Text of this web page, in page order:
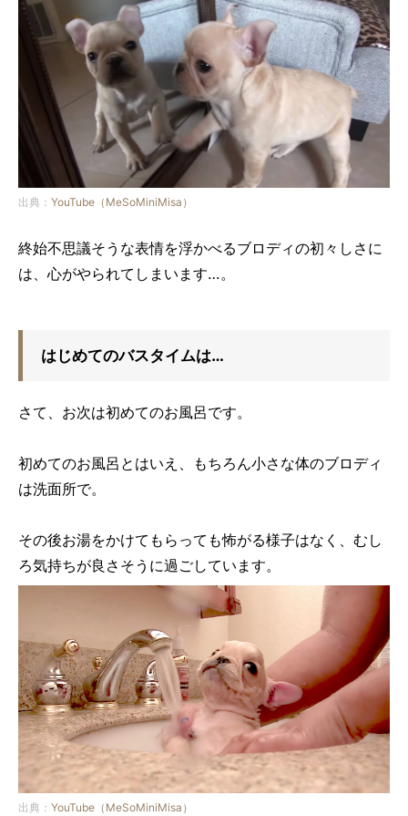
出典： YouTube（MeSoMiniMisa）
終始不思議そうな表情を浮かべるブロディの初々しさに
は、心がやられてしまいます…。
はじめてのバスタイムは…
さて、お次は初めてのお風呂です。
初めてのお風呂とはいえ、もちろん小さな体のブロディ
は洗面所で。
その後お湯をかけてもらっても怖がる様子はなく、むし
ろ気持ちが良さそうに過ごしています。
出典： YouTube（MeSoMiniMisa）